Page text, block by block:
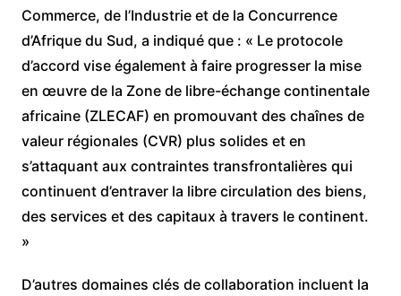
Commerce, de l’Industrie et de la Concurrence
d’Afrique du Sud, a indiqué que : « Le protocole
d’accord vise également à faire progresser la mise
en œuvre de la Zone de libre-échange continentale
africaine (ZLECAF) en promouvant des chaînes de
valeur régionales (CVR) plus solides et en
s’attaquant aux contraintes transfrontalières qui
continuent d’entraver la libre circulation des biens,
des services et des capitaux à travers le continent.
»
D’autres domaines clés de collaboration incluent la